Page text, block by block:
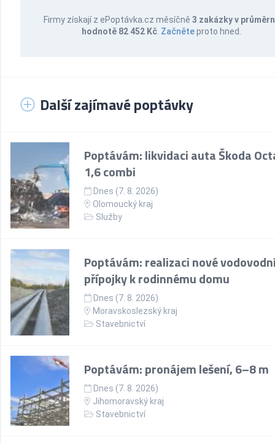
Firmy získají z ePoptávka.cz měsíčně 3 zakázky v
hodnotě 82 452 Kč Začněteproto hned.
Další zajímavé poptávky
Poptávám: likvidaci auta Škoda
1,6 combi
Dnes (7. 8. 2026)
Olomoucký kraj
Služby
Poptávám: realizaci nové
přípojky k rodinnému domu
Dnes (7. 8. 2026)
Moravskoslezský kraj
Stavebnictví
Poptávám: pronájem lešení, 6–8 m
Dnes (7. 8. 2026)
Jihomoravský kraj
Stavebnictví